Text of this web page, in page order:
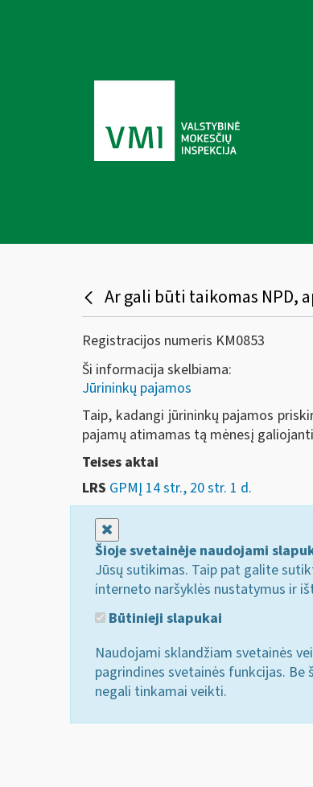
Ar gali būti taikomas NPD,
Registracijos numeris KM0853
Ši informacija skelbiama:
Jūrininkų pajamos
Taip, kadangi jūrininkų pajamos
pajamų atimamas tą mėnesį
Teises aktai
LRS GPMĮ 14 str., 20 str. 1 d.
Šioje svetainėje naudojami
Jūsų sutikimas. Taip pat galite
interneto naršyklės nustatymus ir
Būtinieji slapukai
Naudojami sklandžiam svetainės
pagrindines svetainės funkcijas. Be
negali tinkamai veikti.